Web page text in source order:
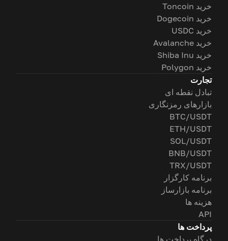
خرید Toncoin
خرید Dogecoin
خرید USDC
خرید Avalanche
خرید Shiba Inu
خرید Polygon
تجارت
تبادل نقطه ای
بازارهای رمزنگاری
BTC/USDT
ETH/USDT
SOL/USDT
BNB/USDT
TRX/USDT
برنامه کارگزار
برنامه بازارساز
هزینه ها
API
پرداخت ها